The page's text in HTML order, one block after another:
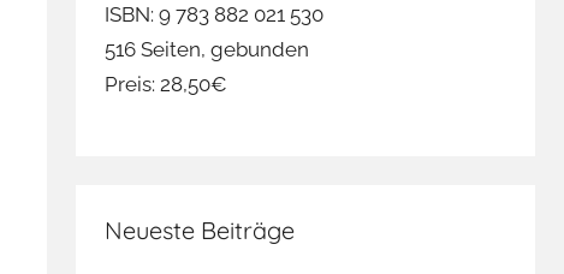
ISBN: 9 783 882 021 530
516 Seiten, gebunden
Preis: 28,50€
Neueste Beiträge